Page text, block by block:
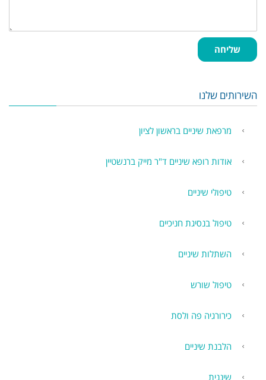
שליחה
השירותים שלנו
מרפאת שיניים בראשון לציון
אודות רופא שיניים ד"ר מייק ברנשטיין
טיפולי שיניים
טיפול בנסיגת חניכיים
השתלות שיניים
טיפול שורש
כירורגיה פה ולסת
הלבנת שיניים
שיננית